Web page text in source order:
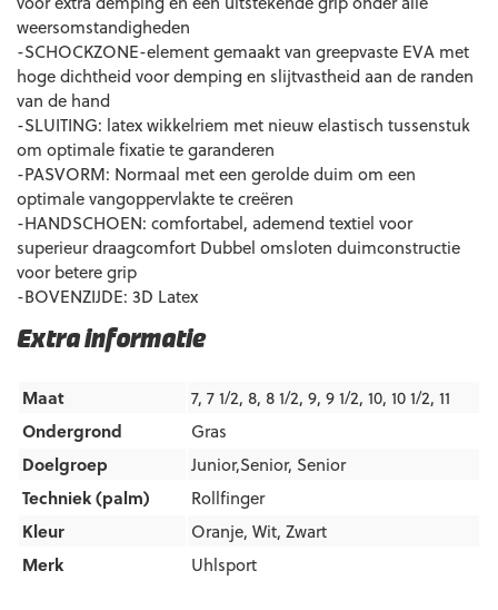
Extra informatie
Maat
7, 7 1/2, 8, 8 1/2, 9, 9 1/2, 10, 10 1/2, 11
Ondergrond
Gras
Doelgroep
Junior,Senior, Senior
Techniek (palm)
Rollfinger
Kleur
Oranje, Wit, Zwart
Merk
Uhlsport
weersomstandigheden
-SCHOCKZONE-element gemaakt van greepvaste EVA met
hoge dichtheid voor demping en slijtvastheid aan de randen
van de hand
-SLUITING: latex wikkelriem met nieuw elastisch tussenstuk
om optimale fixatie te garanderen
-PASVORM: Normaal met een gerolde duim om een
optimale vangoppervlakte te creëren
-HANDSCHOEN: comfortabel, ademend textiel voor
superieur draagcomfort Dubbel omsloten duimconstructie
voor betere grip
-BOVENZIJDE: 3D Latex